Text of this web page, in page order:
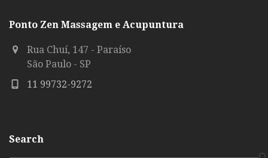
Ponto Zen Massagem e Acupuntura
Rua Chuí, 147 - Paraíso
São Paulo - SP
11 99732-9272
Search